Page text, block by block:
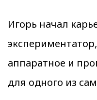
Игорь начал
аппаратное и
для одного из